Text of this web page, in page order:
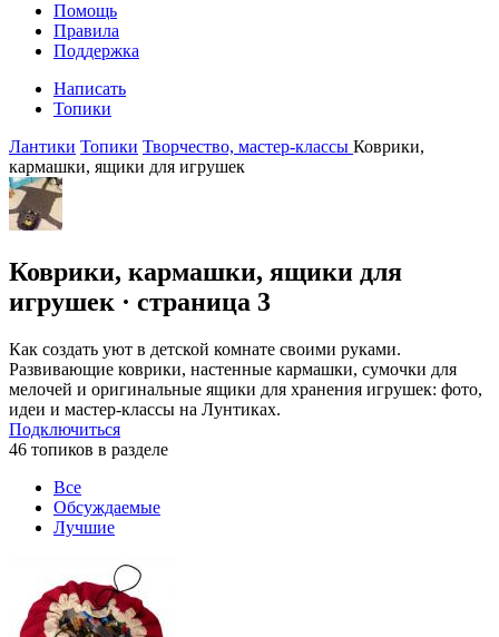
Помощь
Правила
Поддержка
Написать
Топики
Лантики Топики Творчество, мастер-классы Коврики,
кармашки, ящики для игрушек
Коврики, кармашки, ящики для
игрушек · страница 3
Как создать уют в детской комнате своими руками.
Развивающие коврики, настенные кармашки, сумочки для
мелочей и оригинальные ящики для хранения игрушек: фото,
идеи и мастер-классы на Лунтиках.
Подключиться
46 топиков в разделе
Все
Обсуждаемые
Лучшие